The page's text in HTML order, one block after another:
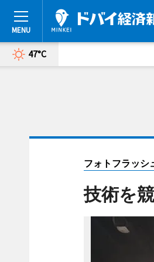
47°C
フォトフラッシ
技術を